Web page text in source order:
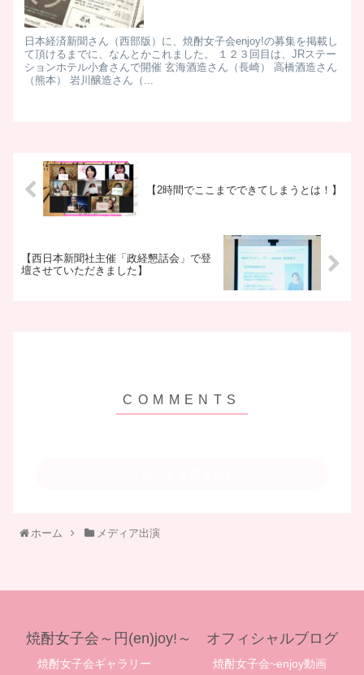
日本経済新聞さん（西部版）に、焼酎女子会enjoy!の募集を掲載し
て頂けるまでに、なんとかこれました。 １２３回目は、JRステー
ションホテル小倉さんで開催 玄海酒造さん（長崎） 高橋酒造さん
（熊本） 岩川醸造さん（...
【2時間でここまでできてしまうとは！】
【西日本新聞社主催「政経懇話会」で登
壇させていただきました】
ホーム メディア出演
焼酎女子会～円(en)joy!～ オフィシャルブログ
焼酎女子会ギャラリー 焼酎女子会~enjoy動画